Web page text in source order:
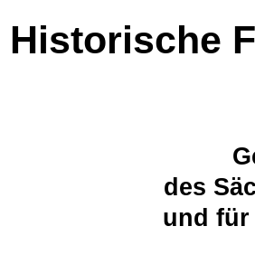
Historische
des
und für